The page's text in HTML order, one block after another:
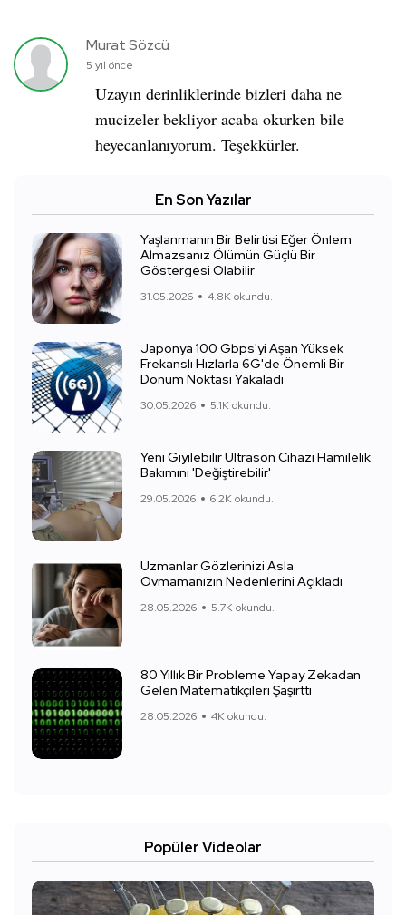
Murat Sözcü
5 yıl önce
Uzayın derinliklerinde bizleri daha ne
mucizeler bekliyor acaba okurken bile
heyecanlanıyorum. Teşekkürler.
En Son Yazılar
Yaşlanmanın Bir Belirtisi Eğer Önlem
Almazsanız Ölümün Güçlü Bir
Göstergesi Olabilir
31.05.2026 4.8K okundu.
Japonya 100 Gbps'yi Aşan Yüksek
Frekanslı Hızlarla 6G'de Önemli Bir
Dönüm Noktası Yakaladı
30.05.2026 5.1K okundu.
Yeni Giyilebilir Ultrason Cihazı Hamilelik
Bakımını 'Değiştirebilir'
29.05.2026 6.2K okundu.
Uzmanlar Gözlerinizi Asla
Ovmamanızın Nedenlerini Açıkladı
28.05.2026 5.7K okundu.
80 Yıllık Bir Probleme Yapay Zekadan
Gelen Matematikçileri Şaşırttı
28.05.2026 4K okundu.
Popüler Videolar